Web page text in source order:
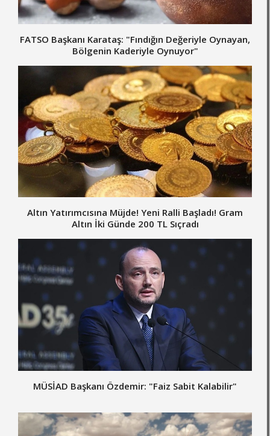
FATSO Başkanı Karataş: "Fındığın Değeriyle Oynayan,
Bölgenin Kaderiyle Oynuyor"
Altın Yatırımcısına Müjde! Yeni Ralli Başladı! Gram
Altın İki Günde 200 TL Sıçradı
MÜSİAD Başkanı Özdemir: "Faiz Sabit Kalabilir"